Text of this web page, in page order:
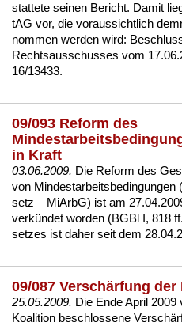
stat­te­te sei­nen Be­richt. Da­mit
tAG vor, die vor­aus­sicht­lich
nom­men wer­den wird:
Rechts­aus­schus­ses vom
16/13433.
09/093 Reform des
in Kraft
03.06.2009. Die Re­form des
von
setz – Mi­ArbG) ist am
verkündet wor­den (BGBl I, 818 ff.
set­zes ist da­her seit dem
09/087 Verschärfung
25.05.2009. Die En­de April
Ko­ali­ti­on be­schlos­se­ne